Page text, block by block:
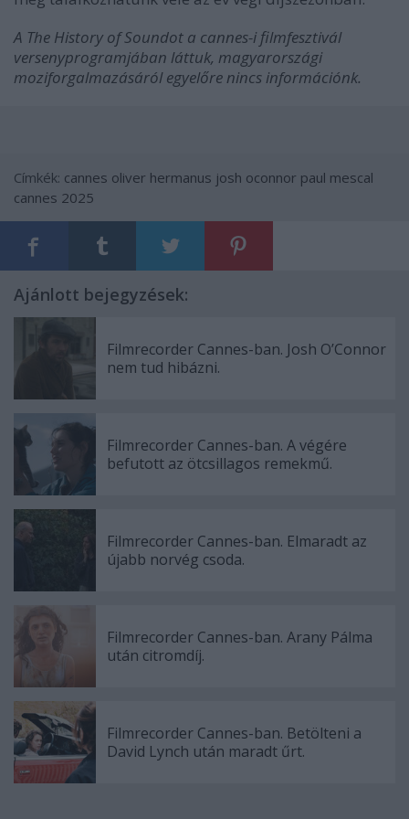
A The History of Soundot a cannes-i filmfesztivál
versenyprogramjában láttuk, magyarországi
moziforgalmazásáról egyelőre nincs információnk.
Címkék: cannes oliver hermanus josh oconnor paul mescal
cannes 2025
Ajánlott bejegyzések:
Filmrecorder Cannes-ban. Josh O’Connor
nem tud hibázni.
Filmrecorder Cannes-ban. A végére
befutott az ötcsillagos remekmű.
Filmrecorder Cannes-ban. Elmaradt az
újabb norvég csoda.
Filmrecorder Cannes-ban. Arany Pálma
után citromdíj.
Filmrecorder Cannes-ban. Betölteni a
David Lynch után maradt űrt.